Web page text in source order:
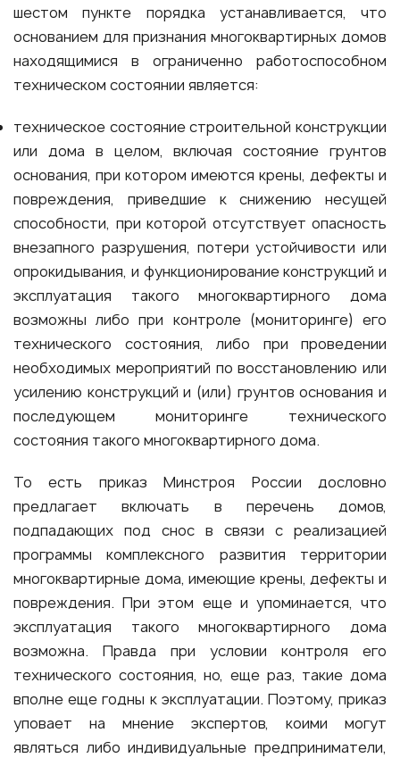
шестом пункте порядка устанавливается, что
основанием для признания многоквартирных домов
находящимися в ограниченно работоспособном
техническом состоянии является:
техническое состояние строительной конструкции
или дома в целом, включая состояние грунтов
основания, при котором имеются крены, дефекты и
повреждения, приведшие к снижению несущей
способности, при которой отсутствует опасность
внезапного разрушения, потери устойчивости или
опрокидывания, и функционирование конструкций и
эксплуатация такого многоквартирного дома
возможны либо при контроле (мониторинге) его
технического состояния, либо при проведении
необходимых мероприятий по восстановлению или
усилению конструкций и (или) грунтов основания и
последующем мониторинге технического
состояния такого многоквартирного дома.
То есть приказ Минстроя России дословно
предлагает включать в перечень домов,
подпадающих под снос в связи с реализацией
программы комплексного развития территории
многоквартирные дома, имеющие крены, дефекты и
повреждения. При этом еще и упоминается, что
эксплуатация такого многоквартирного дома
возможна. Правда при условии контроля его
технического состояния, но, еще раз, такие дома
вполне еще годны к эксплуатации. Поэтому, приказ
уповает на мнение экспертов, коими могут
являться либо индивидуальные предприниматели,